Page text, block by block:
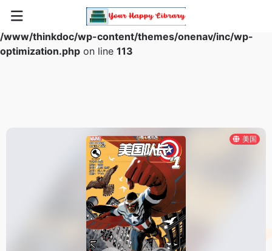
Warning
: Array to string conversion in
/www/thinkdoc/wp-content/themes/onenav/inc/wp-
optimization.php on line 113
美国